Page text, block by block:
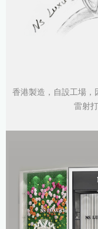
香港製造，自設工場，
雷射